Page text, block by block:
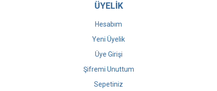
ÜYELİK
Hesabım
Yeni Üyelik
Üye Girişi
Şifremi Unuttum
Sepetiniz